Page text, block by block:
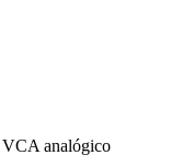
VCA analógico